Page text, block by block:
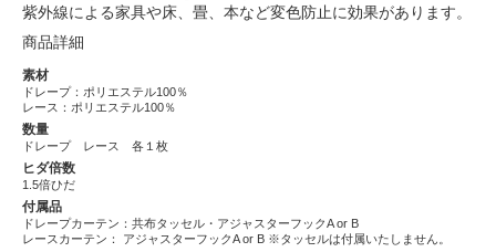
紫外線による家具や床、畳、本など変色防止に効果があります。
商品詳細
素材
ドレープ：ポリエステル100％
レース：ポリエステル100％
数量
ドレープ レース 各１枚
ヒダ倍数
1.5倍ひだ
付属品
ドレープカーテン：共布タッセル・アジャスターフックA or B
レースカーテン： アジャスターフックA or B ※タッセルは付属いたしません。